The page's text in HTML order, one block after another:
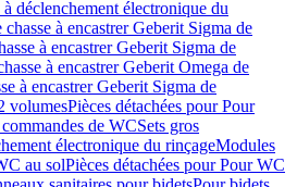
déclenchement électronique du
à encastrer Geberit Sigma de
à encastrer Geberit Sigma de
à encastrer Geberit Omega de
à encastrer Geberit Sigma de
volumesPièces détachées pour Pour
de WCSets gros
électronique du rinçageModules
au solPièces détachées pour Pour WC